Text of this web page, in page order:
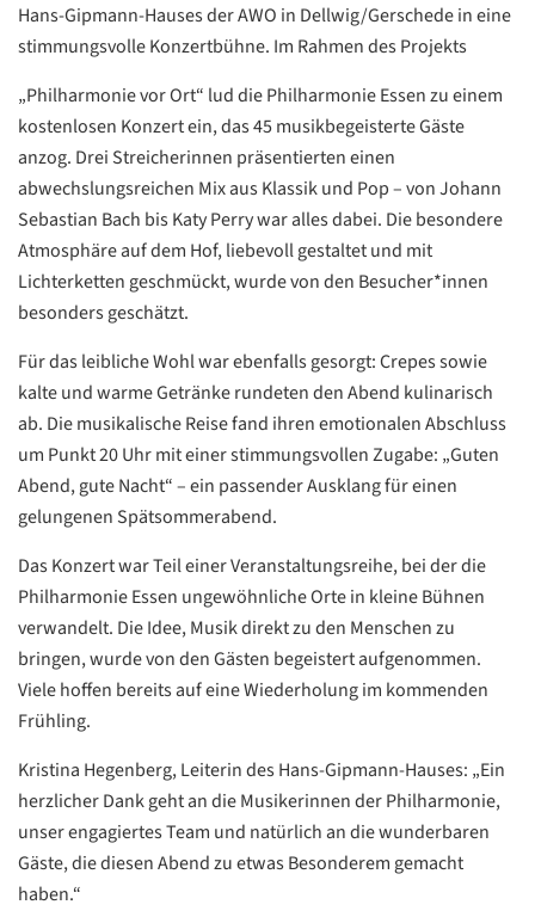
Hans-Gipmann-Hauses der AWO in Dellwig/Gerschede in eine
stimmungsvolle Konzertbühne. Im Rahmen des Projekts
„Philharmonie vor Ort“ lud die Philharmonie Essen zu einem
kostenlosen Konzert ein, das 45 musikbegeisterte Gäste
anzog. Drei Streicherinnen präsentierten einen
abwechslungsreichen Mix aus Klassik und Pop – von Johann
Sebastian Bach bis Katy Perry war alles dabei. Die besondere
Atmosphäre auf dem Hof, liebevoll gestaltet und mit
Lichterketten geschmückt, wurde von den Besucher*innen
besonders geschätzt.
Für das leibliche Wohl war ebenfalls gesorgt: Crepes sowie
kalte und warme Getränke rundeten den Abend kulinarisch
ab. Die musikalische Reise fand ihren emotionalen Abschluss
um Punkt 20 Uhr mit einer stimmungsvollen Zugabe: „Guten
Abend, gute Nacht“ – ein passender Ausklang für einen
gelungenen Spätsommerabend.
Das Konzert war Teil einer Veranstaltungsreihe, bei der die
Philharmonie Essen ungewöhnliche Orte in kleine Bühnen
verwandelt. Die Idee, Musik direkt zu den Menschen zu
bringen, wurde von den Gästen begeistert aufgenommen.
Viele hoffen bereits auf eine Wiederholung im kommenden
Frühling.
Kristina Hegenberg, Leiterin des Hans-Gipmann-Hauses: „Ein
herzlicher Dank geht an die Musikerinnen der Philharmonie,
unser engagiertes Team und natürlich an die wunderbaren
Gäste, die diesen Abend zu etwas Besonderem gemacht
haben.“
Datenschutzerklärung
Datenschutzerklärung
Datenschutzerklärung
Übersetzen
/